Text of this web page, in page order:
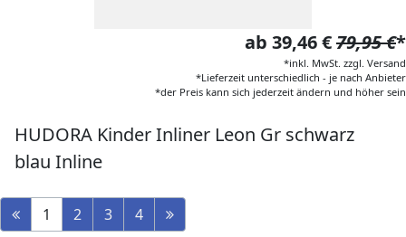
ab 39,46 €79,95 €*
*inkl. MwSt. zzgl. Versand
*Lieferzeit unterschiedlich - je nach Anbieter
*der Preis kann sich jederzeit ändern und höher sein
HUDORA Kinder Inliner Leon Gr schwarz
blau Inline
1 2 3 4